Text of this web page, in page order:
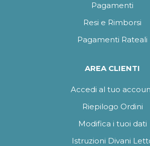
Pagamenti
Resi e Rimborsi
Pagamenti Rateali
AREA CLIENTI
Accedi al tuo
Riepilogo Ordini
Modifica i tuoi dati
Istruzioni Divani